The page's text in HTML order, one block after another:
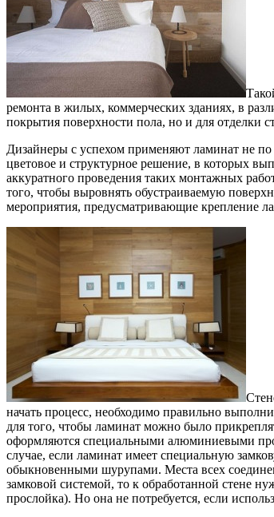
ремонта в жилых, коммерческих зданиях, в
покрытия поверхности пола, но и для отделки
Дизайнеры с успехом применяют ламинат не
цветовое и структурное решение, в которых
аккуратного проведения таких монтажных
того, чтобы выровнять обустраиваемую
мероприятия, предусматривающие крепление
начать процесс, необходимо правильно
для того, чтобы ламинат можно было
оформляются специальными алюминиевыми
случае, если ламинат имеет специальную
обыкновенными шурупами. Места всех
замковой системой, то к обработанной стене
прослойка). Но она не потребуется, если